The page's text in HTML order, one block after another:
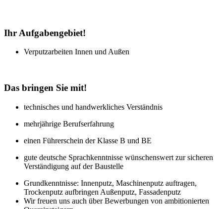
Ihr Aufgabengebiet!
Verputzarbeiten Innen und Außen
Das bringen Sie mit!
technisches und handwerkliches Verständnis
mehrjährige Berufserfahrung
einen Führerschein der Klasse B und BE
gute deutsche Sprachkenntnisse wünschenswert zur sicheren
Verständigung auf der Baustelle
Grundkenntnisse: Innenputz, Maschinenputz auftragen,
Trockenputz aufbringen Außenputz, Fassadenputz
Wir freuen uns auch über Bewerbungen von ambitionierten